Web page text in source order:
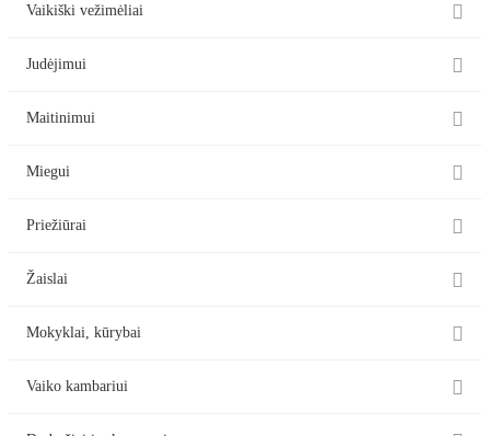
Vaikiški vežimėliai 
Judėjimui 
Maitinimui 
Miegui 
Priežiūrai 
Žaislai 
Mokyklai, kūrybai 
Vaiko kambariui 